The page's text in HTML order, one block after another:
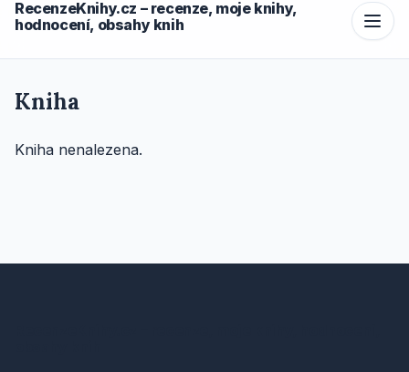
RecenzeKnihy.cz – recenze, moje knihy,
hodnocení, obsahy knih
Kniha
Kniha nenalezena.